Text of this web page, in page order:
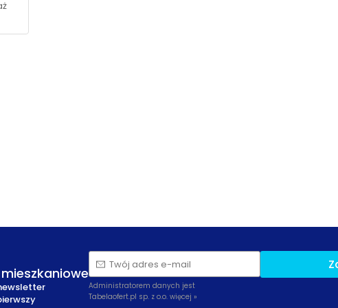
Twój adres e-mail
Administratorem danych jest
Tabelaofert.pl sp. z o.o. więcej »